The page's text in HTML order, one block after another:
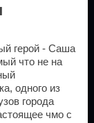
герой - Саша
что не на
одного из
города
чмо с